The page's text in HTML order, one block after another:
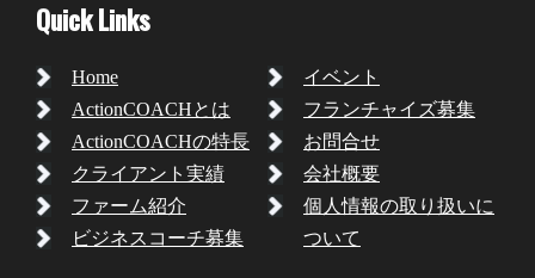
Quick Links
Home
ActionCOACHとは
ActionCOACHの特長
クライアント実績
ファーム紹介
ビジネスコーチ募集
イベント
フランチャイズ募集
お問合せ
会社概要
個人情報の取り扱いに
ついて